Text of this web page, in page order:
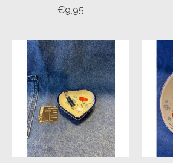
€9,95